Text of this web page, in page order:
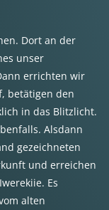
Dort an der
unser
errichten wir
betätigen den
in das Blitzlicht.
Alsdann
gezeichneten
und erreichen
Es
alten